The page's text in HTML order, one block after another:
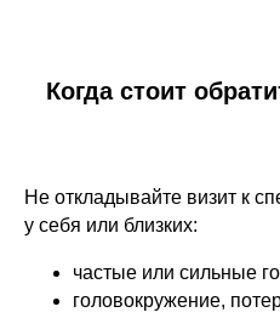
Когда стоит
Не откладывайте визит к
у себя или близких:
частые или сильные
головокружение,